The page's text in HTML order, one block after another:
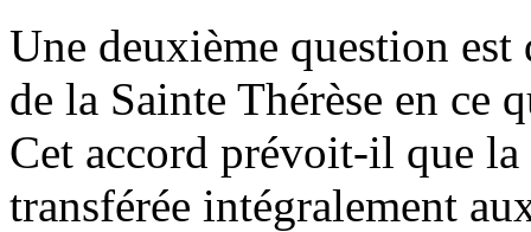
Une deuxième question
de la Sainte Thérèse en ce
Cet accord prévoit-il que
transférée intégralement